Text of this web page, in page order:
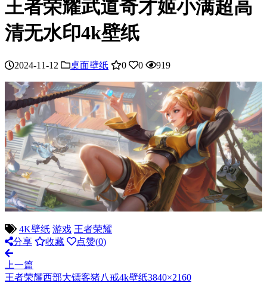
王者荣耀武道奇才姬小满超高
清无水印4k壁纸
2024-11-12 桌面壁纸 0 0 919
4K壁纸 游戏 王者荣耀
分享
收藏 点赞(0)
上一篇
王者荣耀西部大镖客猪八戒4k壁纸3840×2160